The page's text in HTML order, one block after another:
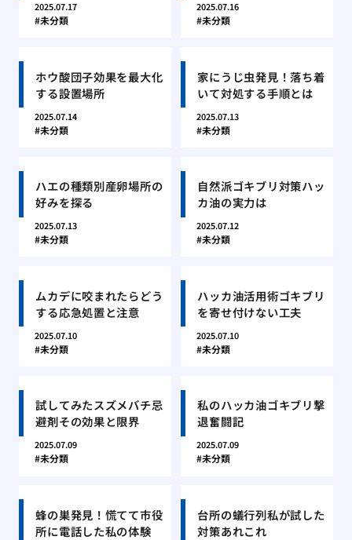
2025.07.17
未分類
2025.07.16
未分類
ホウ酸団子効果を最大化
する設置場所
2025.07.14
未分類
家にうじ虫発見！落ち着
いて対処する手順とは
2025.07.13
未分類
ハエの種類別産卵場所の
好みを探る
2025.07.13
未分類
自然派ゴキブリ対策ハッ
カ油の実力は
2025.07.12
未分類
ムカデに咬まれたらどう
する応急処置と注意
2025.07.10
未分類
ハッカ油活用術ゴキブリ
を寄せ付けない工夫
2025.07.10
未分類
試してみたスズメバチ忌
避剤その効果と限界
2025.07.09
未分類
私のハッカ油ゴキブリ撃
退奮闘記
2025.07.09
未分類
蜂の巣発見！慌てて市役
所に電話した私の体験
台所の蟻行列私が試した
対策あれこれ